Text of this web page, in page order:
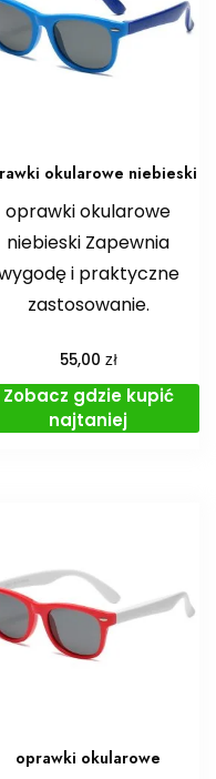
okularowe niebieski
oprawki okularowe
niebieski Zapewnia
i praktyczne
zastosowanie.
55,00 zł
Zobacz gdzie kupić
najtaniej
oprawki okularowe